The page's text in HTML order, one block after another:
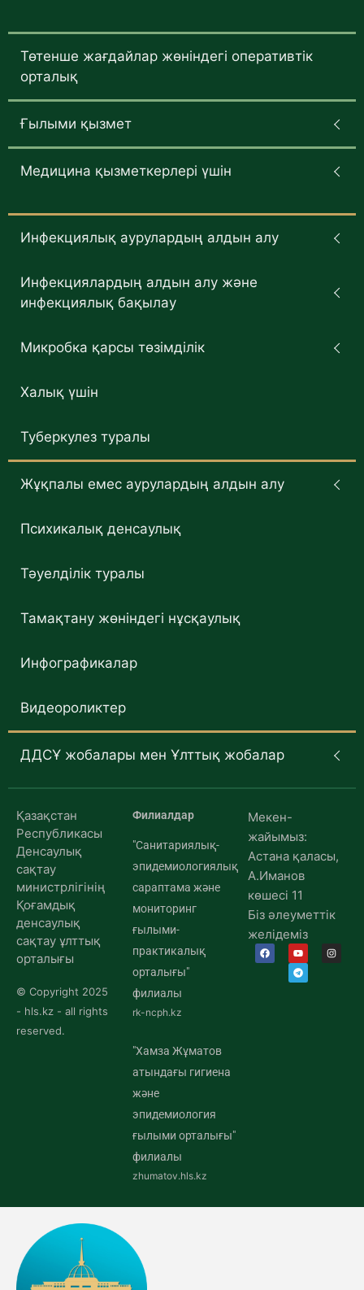
Төтенше жағдайлар жөніндегі оперативтік
орталық
Ғылыми қызмет
Медицина қызметкерлері үшін
Инфекциялық аурулардың алдын алу
Инфекциялардың алдын алу және
инфекциялық бақылау
Микробка қарсы төзімділік
Халық үшін
Туберкулез туралы
Жұқпалы емес аурулардың алдын алу
Психикалық денсаулық
Тәуелділік туралы
Тамақтану жөніндегі нұсқаулық
Инфографикалар
Видеороликтер
ДДСҰ жобалары мен Ұлттық жобалар
Қазақстан
Республикасы
Денсаулық
сақтау
министрлігінің
Қоғамдық
денсаулық
сақтау ұлттық
орталығы
© Copyright 2025
- hls.kz - all rights
reserved.
Филиалдар
"Санитариялық-
эпидемиологиялық
сараптама және
мониторинг
ғылыми-
практикалық
орталығы"
филиалы
rk-ncph.kz
"Хамза Жұматов
атындағы гигиена
және
эпидемиология
ғылыми орталығы"
филиалы
zhumatov.hls.kz
Мекен-
жайымыз:
Астана қаласы,
А.Иманов
көшесі 11
Біз әлеуметтік
желідеміз